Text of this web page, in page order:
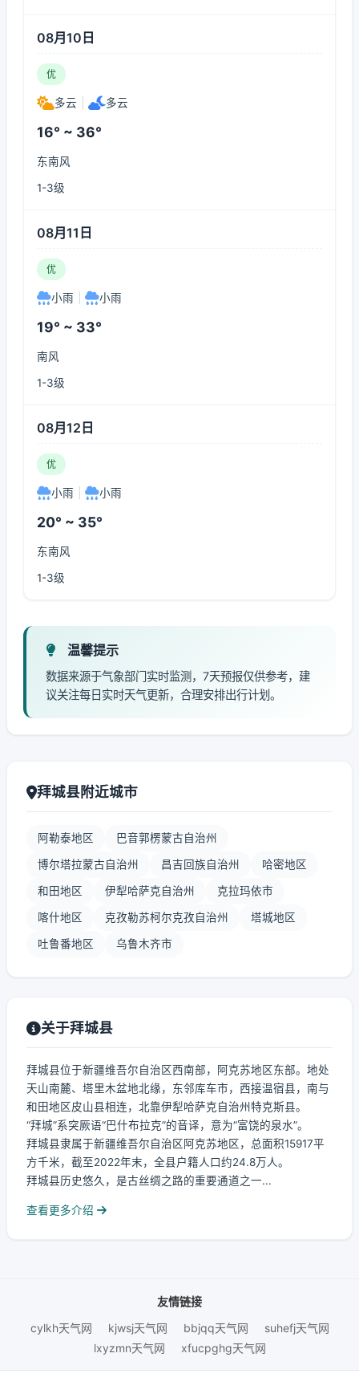
08月10日
优
多云 多云
16° ~ 36°
东南风
1-3级
08月11日
优
小雨 小雨
19° ~ 33°
南风
1-3级
08月12日
优
小雨 小雨
20° ~ 35°
东南风
1-3级
温馨提示
数据来源于气象部门实时监测，7天预报仅供参考，建
议关注每日实时天气更新，合理安排出行计划。
拜城县附近城市
阿勒泰地区 巴音郭楞蒙古自治州
博尔塔拉蒙古自治州 昌吉回族自治州 哈密地区
和田地区 伊犁哈萨克自治州 克拉玛依市
喀什地区 克孜勒苏柯尔克孜自治州 塔城地区
吐鲁番地区 乌鲁木齐市
关于拜城县
拜城县位于新疆维吾尔自治区西南部，阿克苏地区东部。地处
天山南麓、塔里木盆地北缘，东邻库车市，西接温宿县，南与
和田地区皮山县相连，北靠伊犁哈萨克自治州特克斯县。
“拜城”系突厥语“巴什布拉克”的音译，意为“富饶的泉水”。
拜城县隶属于新疆维吾尔自治区阿克苏地区，总面积15917平
方千米，截至2022年末，全县户籍人口约24.8万人。
拜城县历史悠久，是古丝绸之路的重要通道之一...
查看更多介绍
友情链接
cylkh天气网
kjwsj天气网 bbjqq天气网
suhefj天气网
lxyzmn天气网
xfucpghg天气网